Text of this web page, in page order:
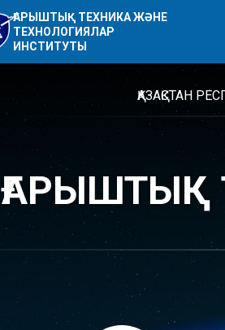
ҒАРЫШТЫҚ ТЕХНИКА ЖӘНЕ
ТЕХНОЛОГИЯЛАР
ИНСТИТУТЫ
ҚАЗАҚСТАН
ҒАРЫШТЫҚ